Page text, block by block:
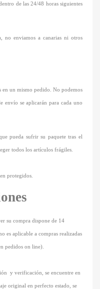
de las 24/48 horas siguientes
no enviamos a canarias ni otros
en un mismo pedido. No podemos
envío se aplicarán para cada uno
pueda sufrir su paquete tras el
todos los artículos frágiles.
protegidos.
su compra dispone de 14
es aplicable a compras realizadas
pedidos on line).
y verificación, se encuentre en
original en perfecto estado, se